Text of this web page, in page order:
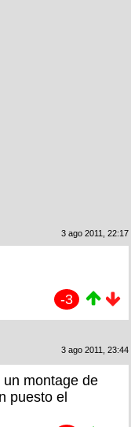
3 ago 2011, 22:17
-3
3 ago 2011, 23:44
montage de
puesto el